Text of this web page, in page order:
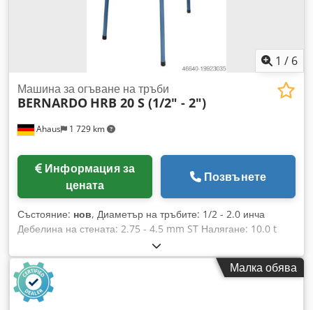
отчитане на силата на натиск - Включена двустепенна
хидравлична помпа - Здравина конструкция чрез заварена
1 / 6
Ahaus 1 729 km
Машина за огъване на тръби
BERNARDO HRB 20 S (1/2" - 2")
Информация за
цената
Позвънете
Състояние: нов, Диаметър на тръбите: 1/2 - 2.0 инча
Дебелина на стената: 2.75 - 4.5 mm ST Налягане: 10.0 t
Тегло на машината: приблизително 46.0 kg - С отваряща се
рама за огъване за по-ефективна работа - Включени
различни форми за огъване - Универсално приложение за
газови, парни и водни тръби - Бърза работа благодарение
на бързо подаване - С трикрак статив за безопасна работа
Малка обява